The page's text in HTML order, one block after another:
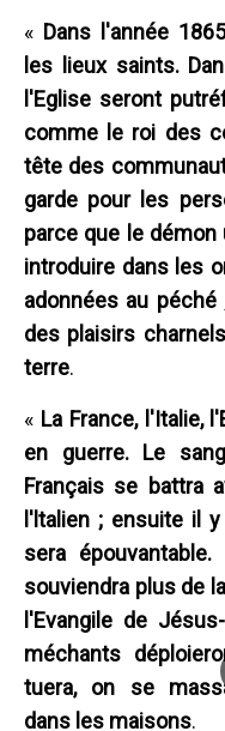
« Dans l'année
les lieux saints.
l'Eglise seront
comme le roi des
tête des
garde pour les
parce que le
introduire dans les
adonnées au
des plaisirs
terre.
« La France, l'Italie,
en guerre. Le
Français se battra
l'ltalien ; ensuite il
sera
souviendra plus de
l'Evangile de
méchants
tuera, on se
dans les maisons.